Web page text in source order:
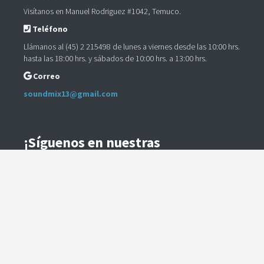
Visítanos en Manuel Rodriguez #1042, Temuco.
Teléfono
Llámanos al (45) 2 215498 de lunes a viernes desde las 10:00 hrs.
hasta las 18:00 hrs. y sábados de 10:00 hrs. a 13:00 hrs.
Correo
soundmix13@gmail.com
¡Síguenos en nuestras